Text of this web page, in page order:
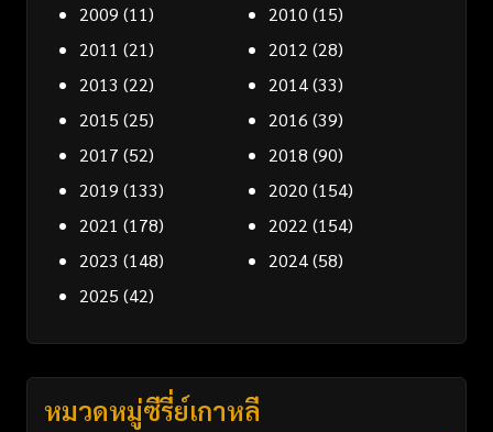
2009 (11) 2010 (15)
2011 (21) 2012 (28)
2013 (22) 2014(33)
2015 (25) 2016 (39)
2017 (52) 2018 (90)
2019 (133) 2020 (154)
2021 (178) 2022 (154)
2023 (148) 2024(58)
2025 (42)
หมวดหมู่ซีรี่ย์เกาหลี